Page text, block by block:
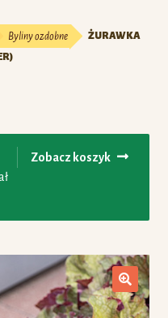
Byliny ozdobne
ŻURAWKA
Zobacz koszyk